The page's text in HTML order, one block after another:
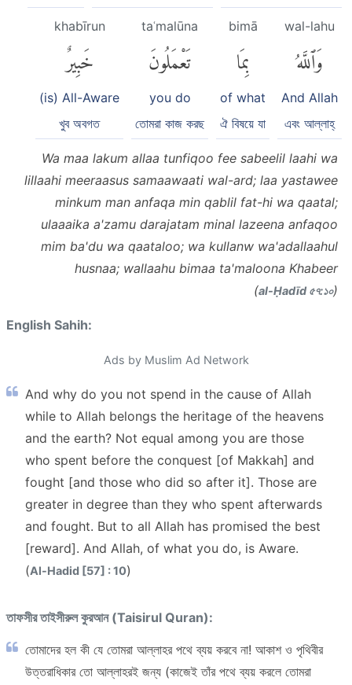
wal-lahu
وَٱللَّهُ
And Allah
এবং আল্লাহ্‌
bimā
بِمَا
of what
ঐ বিষয়ে যা
taʿmalūna
تَعْمَلُونَ
you do
তোমরা কাজ করছ
khabīrun
خَبِيرٌ
(is) All-Aware
খুব অবগত
Wa maa lakum allaa tunfiqoo fee sabeelil laahi wa
lillaahi meeraasus samaawaati wal-ard; laa yastawee
minkum man anfaqa min qablil fat-hi wa qaatal;
ulaaaika a'zamu darajatam minal lazeena anfaqoo
mim ba'du wa qaataloo; wa kullanw wa'adallaahul
husnaa; wallaahu bimaa ta'maloona Khabeer
(al-Ḥadīd ৫৭:১০)
English Sahih:
Ads by Muslim Ad Network
And why do you not spend in the cause of Allah
while to Allah belongs the heritage of the heavens
and the earth? Not equal among you are those
who spent before the conquest [of Makkah] and
fought [and those who did so after it]. Those are
greater in degree than they who spent afterwards
and fought. But to all Allah has promised the best
[reward]. And Allah, of what you do, is Aware.
(Al-Hadid [57] : 10)
তাফসীর তাইসীরুল কুরআন (Taisirul Quran):
তোমাদের হল কী যে তোমরা আল্লাহর পথে ব্যয় করবে না! আকাশ ও পৃথিবীর
উত্তরাধিকার তো আল্লাহরই জন্য (কাজেই তাঁর পথে ব্যয় করলে তোমরা